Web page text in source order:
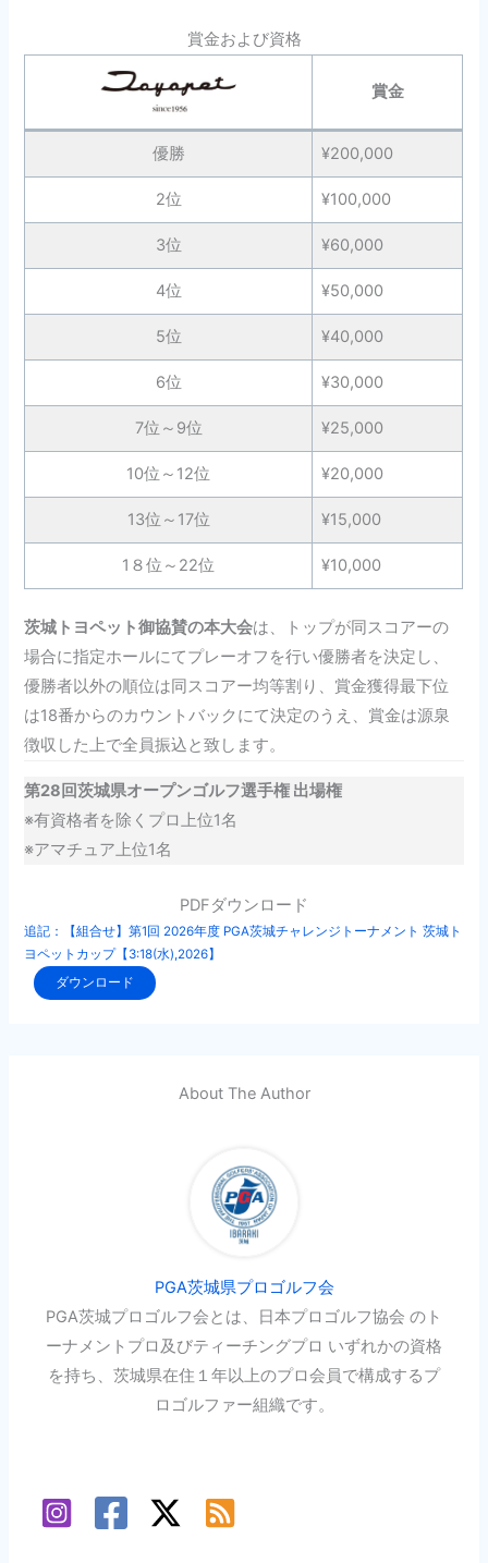
賞金および資格
賞金
優勝 ¥200,000
2位 ¥100,000
3位 ¥60,000
4位 ¥50,000
5位 ¥40,000
6位 ¥30,000
7位～9位 ¥25,000
10位～12位 ¥20,000
13位～17位 ¥15,000
1８位～22位 ¥10,000
茨城トヨペット御協賛の本大会は、トップが同スコアーの
場合に指定ホールにてプレーオフを行い優勝者を決定し、
優勝者以外の順位は同スコアー均等割り、賞金獲得最下位
は18番からのカウントバックにて決定のうえ、賞金は源泉
徴収した上で全員振込と致します。
第28回茨城県オープンゴルフ選手権 出場権
※有資格者を除くプロ上位1名
※アマチュア上位1名
PDFダウンロード
追記：【組合せ】第1回 2026年度 PGA茨城チャレンジトーナメント 茨城ト
ヨペットカップ【3:18(水),2026】
ダウンロード
About The Author
PGA茨城県プロゴルフ会
PGA茨城プロゴルフ会とは、日本プロゴルフ協会 のト
ーナメントプロ及びティーチングプロ いずれかの資格
を持ち、茨城県在住１年以上のプロ会員で構成するプ
ロゴルファー組織です。